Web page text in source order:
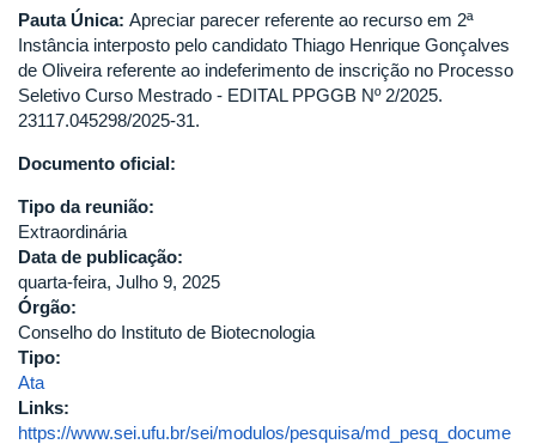
INSTITUTO
DE
BIOTECNOLOGIA
DA
UNIVERSIDADE
DE
Pauta Única: Apreciar parecer referente ao recurso em 2ª
Instância interposto pelo candidato Thiago Henrique Gonçalves
de Oliveira referente ao indeferimento de inscrição no Processo
Seletivo Curso Mestrado - EDITAL PPGGB Nº 2/2025.
23117.045298/2025-31.
Documento oficial:
Tipo da reunião:
Extraordinária
Data de publicação:
quarta-feira, Julho 9, 2025
Órgão:
Conselho do Instituto de Biotecnologia
Tipo:
Ata
Links:
https://www.sei.ufu.br/sei/modulos/pesquisa/md_pesq_docume